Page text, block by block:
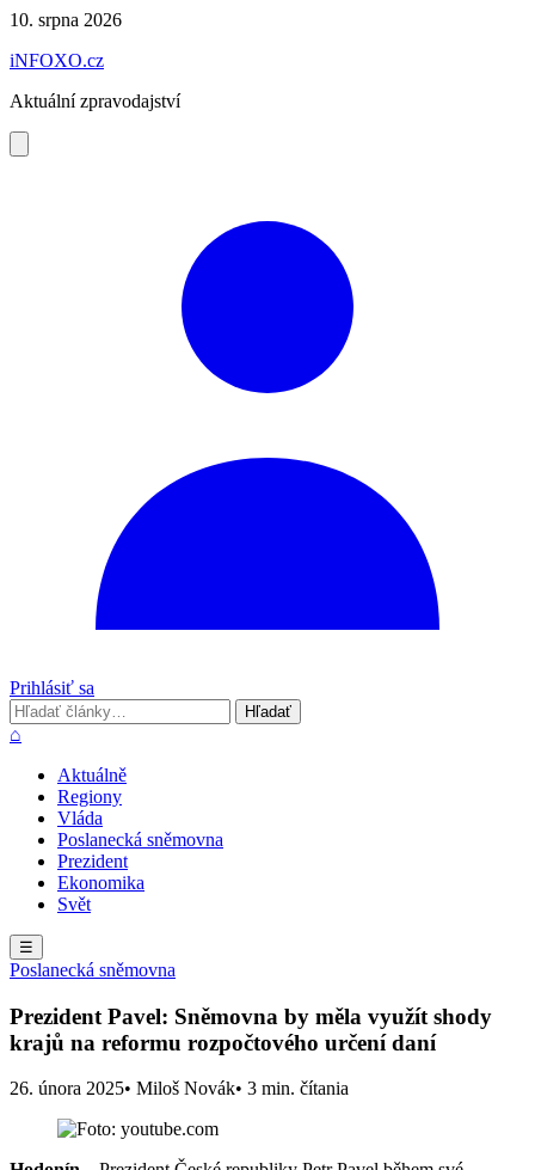
Preskočiť
obsah
10. srpna 2026
iNFOXO.cz
Aktuální zpravodajství
Prihlásiť sa
Hľadať
Hľadať
⌂
Aktuálně
Regiony
Vláda
Poslanecká sněmovna
Prezident
Ekonomika
Svět
☰
Poslanecká sněmovna
Prezident Pavel: Sněmovna by měla využít shody
krajů na reformu rozpočtového určení daní
26. února 2025• Miloš Novák• 3 min. čítania